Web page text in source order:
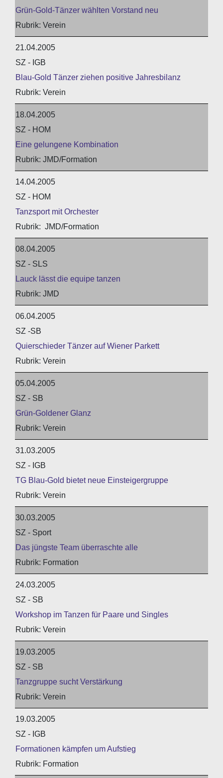
Grün-Gold-Tänzer wählten Vorstand neu
Verein
21.04.2005
SZ - IGB
Blau-Gold Tänzer ziehen positive Jahresbilanz
Verein
18.04.2005
SZ - HOM
Eine gelungene Kombination
JMD/Formation
14.04.2005
SZ - HOM
Tanzsport mit Orchester
JMD/Formation
08.04.2005
SZ - SLS
Lauck lässt die equipe tanzen
JMD
06.04.2005
SZ -SB
Quierschieder Tänzer auf Wiener Parkett
Verein
05.04.2005
SZ - SB
Grün-Goldener Glanz
Verein
31.03.2005
SZ - IGB
TG Blau-Gold bietet neue Einsteigergruppe
Verein
30.03.2005
SZ - Sport
Das jüngste Team überraschte alle
Formation
24.03.2005
SZ - SB
Workshop im Tanzen für Paare und Singles
Verein
19.03.2005
SZ - SB
Tanzgruppe sucht Verstärkung
Verein
19.03.2005
SZ - IGB
Formationen kämpfen um Aufstieg
Formation